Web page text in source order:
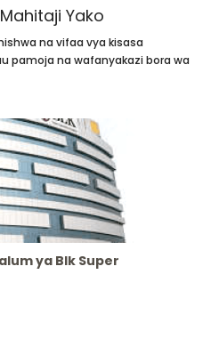
Yako
na vifaa vya kisasa
pamoja na wafanyakazi bora wa
ya Blk Super